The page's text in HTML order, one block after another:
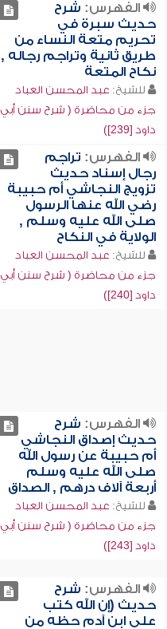
الفهرس: شرح
حديث سبرة في
تحريم متعة النساء من
طريق ثانية وتراجم رجاله ,
نكاح المتعة
للشيخ: عبد المحسن العباد
جزء من محاضرة ( شرح سنن أبي
داود [239])
الفهرس: تراجم
رجال إسناد حديث
تزويج النجاشي أم حبيبة
رضي الله عنها الرسول
صلى الله عليه وسلم ,
الولاية في النكاح
للشيخ: عبد المحسن العباد
جزء من محاضرة ( شرح سنن أبي
داود [240])
الفهرس: شرح
حديث إصداق النجاشي
أم حبيبة عن رسول الله
صلى الله عليه وسلم
أربعة آلاف درهم , الصداق
للشيخ: عبد المحسن العباد
جزء من محاضرة ( شرح سنن أبي
داود [243])
الفهرس: شرح
حديث (إن الله كتب
على ابن آدم حظه من